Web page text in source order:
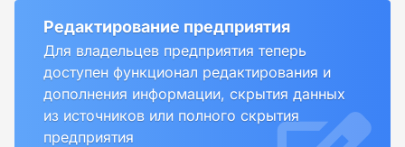
Редактирование предприятия
Для владельцев предприятия теперь
доступен функционал редактирования и
дополнения информации, скрытия данных
из источников или полного скрытия
предприятия